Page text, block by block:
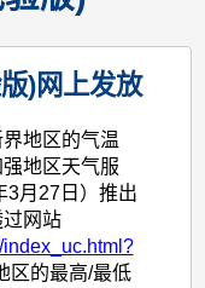
)网上发放
地区的气温
地区天气服
3月27日）推出
网站
index_uc.html?
区的最高/最低